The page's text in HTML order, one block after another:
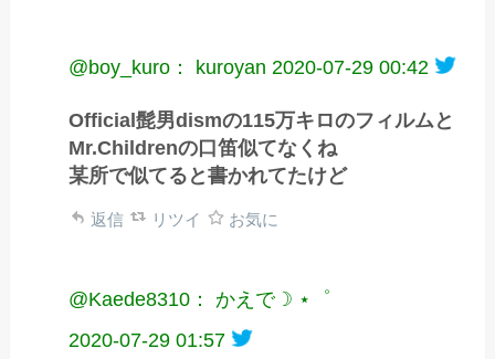
@boy_kuro： kuroyan 2020-07-29 00:42
Official髭男dismの115万キロのフィルムと
Mr.Childrenの口笛似てなくね
某所で似てると書かれてたけど
返信 リツイ お気に
@Kaede8310： かえで☽ ⋆゜
2020-07-29 01:57